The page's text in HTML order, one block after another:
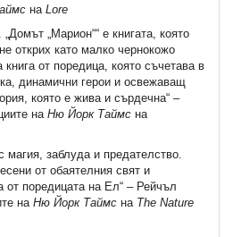
на Lore
„Марион““ е книгата, която
открих като малко чернокожо
от поредица, която съчетава в
динамични герои и освежаващ
която е жива и сърдечна“ –
на Ню Йорк Таймс на
магия, заблуда и предателство.
от обаятелния свят и
от поредицата на Ел“ – Рейчъл
на Ню Йорк Таймс на The Nature